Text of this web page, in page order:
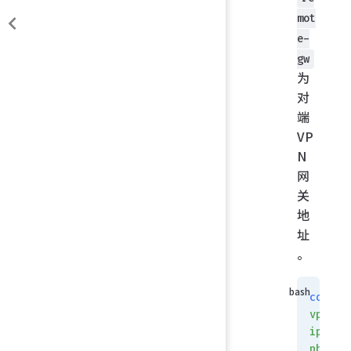
mot
e-
gw
为
对
端
VP
N
网
关
地
址
。
config
vpn
ipsec